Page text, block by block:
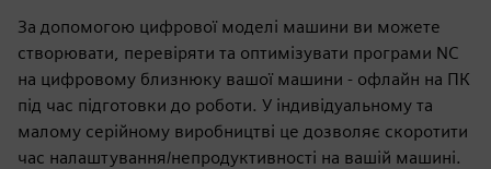
За допомогою цифрової моделі машини ви можете
створювати, перевіряти та оптимізувати програми NC
на цифровому близнюку вашої машини - офлайн на ПК
під час підготовки до роботи. У індивідуальному та
малому серійному виробництві це дозволяє скоротити
час налаштування/непродуктивності на вашій машині.